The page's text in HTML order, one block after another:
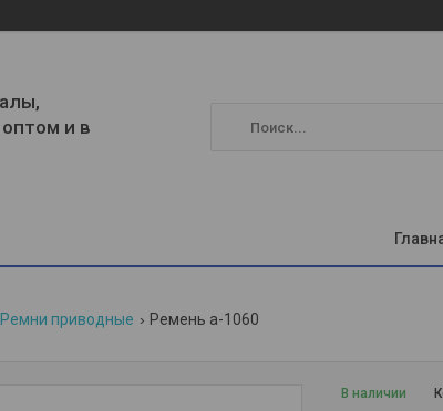
и в
Ремни приводные Ремень а-1060
В наличии